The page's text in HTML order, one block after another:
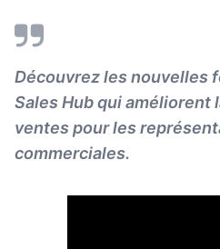
Découvrez les nouvelles
Sales Hub qui améliorent
ventes pour les
commerciales.